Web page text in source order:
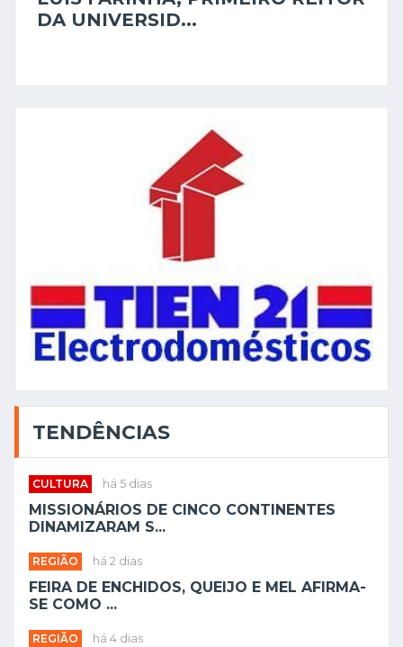
DA UNIVERSID...
TENDÊNCIAS
CULTURA há 5 dias
MISSIONÁRIOS DE CINCO CONTINENTES
DINAMIZARAM S...
REGIÃO há 2 dias
FEIRA DE ENCHIDOS, QUEIJO E MEL AFIRMA-
SE COMO ...
REGIÃO há 4 dias